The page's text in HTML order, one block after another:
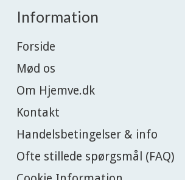
Information
Forside
Mød os
Om Hjemve.dk
Kontakt
Handelsbetingelser & info
Ofte stillede spørgsmål (FAQ)